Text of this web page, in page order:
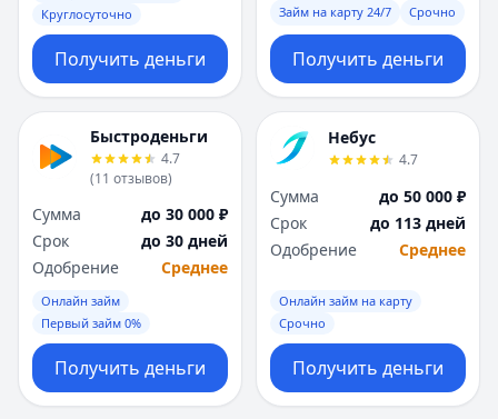
Хабаровск
Ч
Чебоксары
Челябинск
Я
Вся Россия
Хабаровск
Ч
Чебоксары
Челябинск
Я
Вся Россия
Круглосуточно
Получить деньги
Займ на карту 24/7 Срочно
Получить деньги
Быстроденьги
4.7
(11 отзывов)
Сумма
до 30 000 ₽
Срок
до 30 дней
Одобрение
Среднее
Онлайн займ
Первый займ 0%
Получить деньги
Небус
4.7
Сумма
до 50 000 ₽
Срок
до 113 дней
Одобрение
Среднее
Онлайн займ на карту
Срочно
Получить деньги